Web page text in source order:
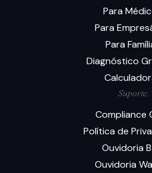
Para
Para
Para
Diagnóstico
Suporte.
Compliance
Política de
Ouvidoria
Ouvidoria